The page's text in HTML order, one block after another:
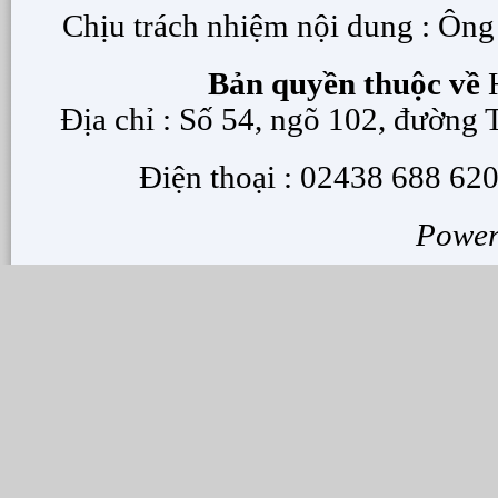
Chịu trách nhiệm nội dung :
Bản quyền thuộc về
Địa chỉ : Số 54, ngõ 102, đường
Điện thoại : 02438 688